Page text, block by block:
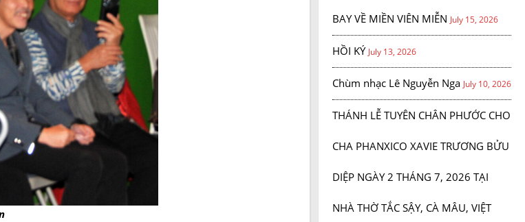
BAY VỀ MIỀN VIÊN MIỄN July 15, 2026
HỒI KÝ July 13, 2026
Chùm nhạc Lê Nguyễn Nga July 10, 2026
THÁNH LỄ TUYÊN CHÂN PHƯỚC CHO
CHA PHANXICO XAVIE TRƯƠNG BỬU
DIỆP NGÀY 2 THÁNG 7, 2026 TẠI
NHÀ THỜ TẮC SẬY, CÀ MÂU, VIỆT